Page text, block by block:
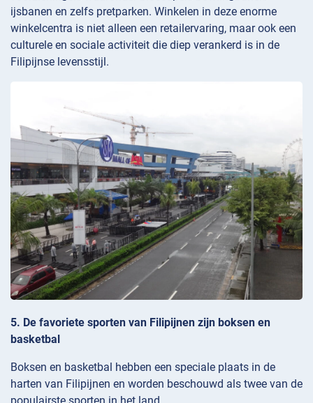
ijsbanen en zelfs pretparken. Winkelen in deze enorme
winkelcentra is niet alleen een retailervaring, maar ook een
culturele en sociale activiteit die diep verankerd is in de
Filipijnse levensstijl.
5. De favoriete sporten van Filipijnen zijn boksen en
basketbal
Boksen en basketbal hebben een speciale plaats in de
harten van Filipijnen en worden beschouwd als twee van de